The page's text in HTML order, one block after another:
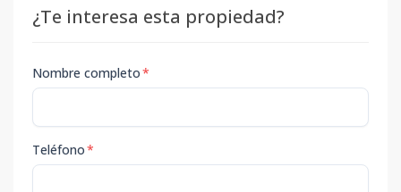
¿Te interesa esta propiedad?
Nombre completo*
Teléfono*